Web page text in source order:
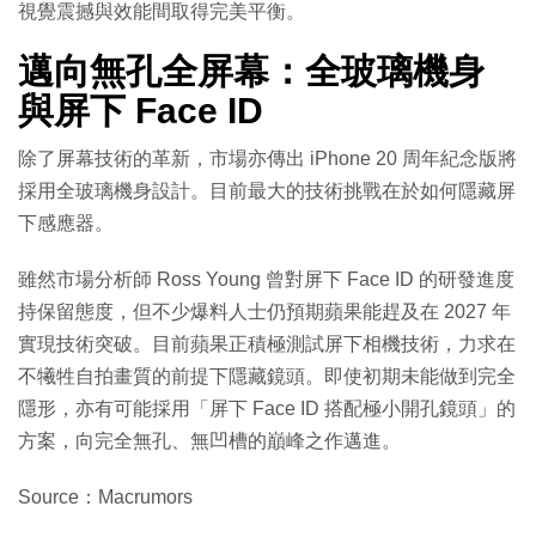
視覺震撼與效能間取得完美平衡。
邁向無孔全屏幕：全玻璃機身
與屏下 Face ID
除了屏幕技術的革新，市場亦傳出 iPhone 20 周年紀念版將
採用全玻璃機身設計。目前最大的技術挑戰在於如何隱藏屏
下感應器。
雖然市場分析師 Ross Young 曾對屏下 Face ID 的研發進度
持保留態度，但不少爆料人士仍預期蘋果能趕及在 2027 年
實現技術突破。目前蘋果正積極測試屏下相機技術，力求在
不犧牲自拍畫質的前提下隱藏鏡頭。即使初期未能做到完全
隱形，亦有可能採用「屏下 Face ID 搭配極小開孔鏡頭」的
方案，向完全無孔、無凹槽的巔峰之作邁進。
Source：Macrumors